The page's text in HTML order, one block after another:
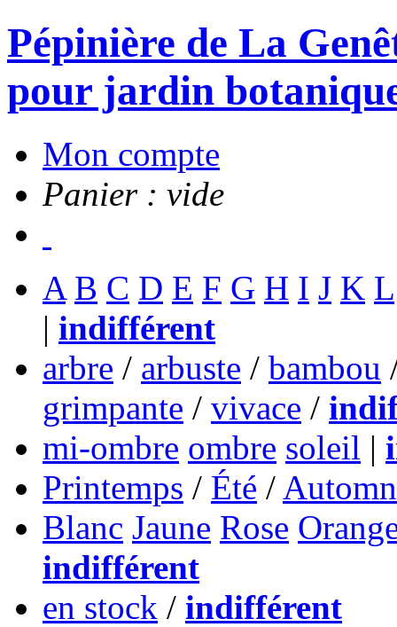
Pépinière de La
pour jardin
Mon compte
Panier : vide
A B C D E F G H I J K L
| indifférent
arbre / arbuste / bambou
grimpante / vivace /
mi-ombre ombre soleil |
Printemps / Été /
Blanc Jaune Rose
indifférent
en stock / indifférent